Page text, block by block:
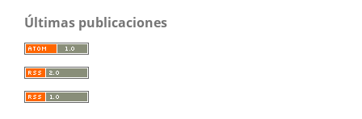
Últimas publicaciones